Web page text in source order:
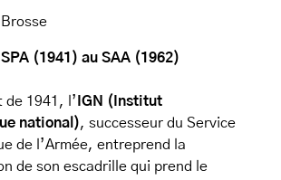
SPA (1941) au SAA (1962)
de 1941, l’ IGN (Institut
national), successeur du Service
de l’Armée, entreprend la
de son escadrille qui prend le